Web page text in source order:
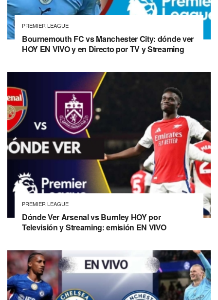
PREMIER LEAGUE
Bournemouth FC vs Manchester City: dónde ver
HOY EN VIVO y en Directo por TV y Streaming
PREMIER LEAGUE
Dónde Ver Arsenal vs Burnley HOY por
Televisión y Streaming: emisión EN VIVO